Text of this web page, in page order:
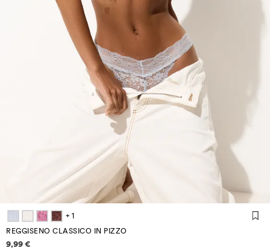
+ 1
REGGISENO CLASSICO IN PIZZO
Informazioni sui prezzi
9,99 €